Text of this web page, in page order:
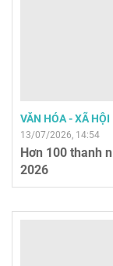
VĂN HÓA - XÃ HỘI
13/07/2026, 14:54
Hơn 100 thanh
2026